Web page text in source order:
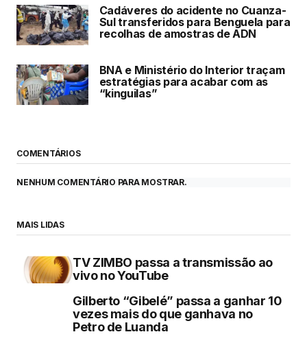
Cadáveres do acidente no Cuanza-
Sul transferidos para Benguela para
recolhas de amostras de ADN
BNA e Ministério do Interior traçam
estratégias para acabar com as
“kinguilas”
COMENTÁRIOS
NENHUM COMENTÁRIO PARA MOSTRAR.
MAIS LIDAS
TV ZIMBO passa a transmissão ao
vivo no YouTube
Gilberto “Gibelé” passa a ganhar 10
vezes mais do que ganhava no
Petro de Luanda